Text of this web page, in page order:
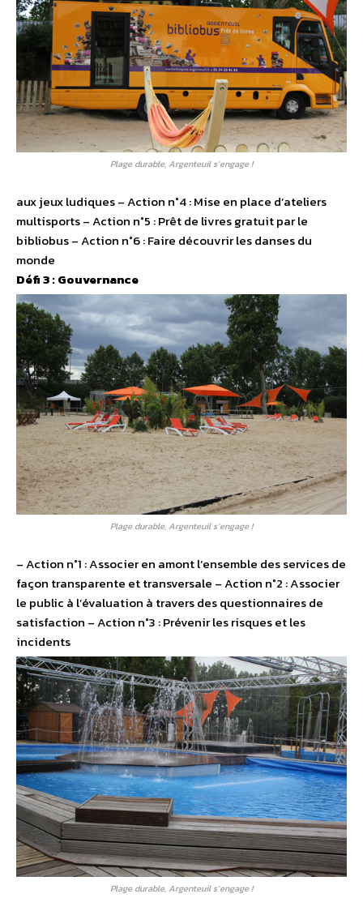
Plage durable, Argenteuil s’engage !
aux jeux ludiques – Action n°4 : Mise en place d’ateliers
multisports – Action n°5 : Prêt de livres gratuit par le
bibliobus – Action n°6 : Faire découvrir les danses du
monde
Défi 3 : Gouvernance
Plage durable, Argenteuil s’engage !
– Action n°1 : Associer en amont l’ensemble des services de
façon transparente et transversale – Action n°2 : Associer
le public à l’évaluation à travers des questionnaires de
satisfaction – Action n°3 : Prévenir les risques et les
incidents
Plage durable, Argenteuil s’engage !